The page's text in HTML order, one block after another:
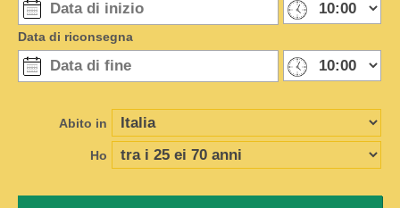
Data di riconsegna
Abito in
Ho